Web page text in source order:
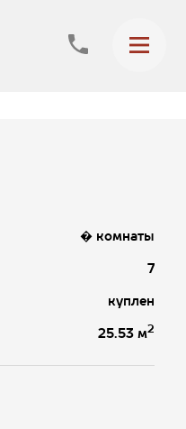
� комнаты
7
куплен
25.53 м2